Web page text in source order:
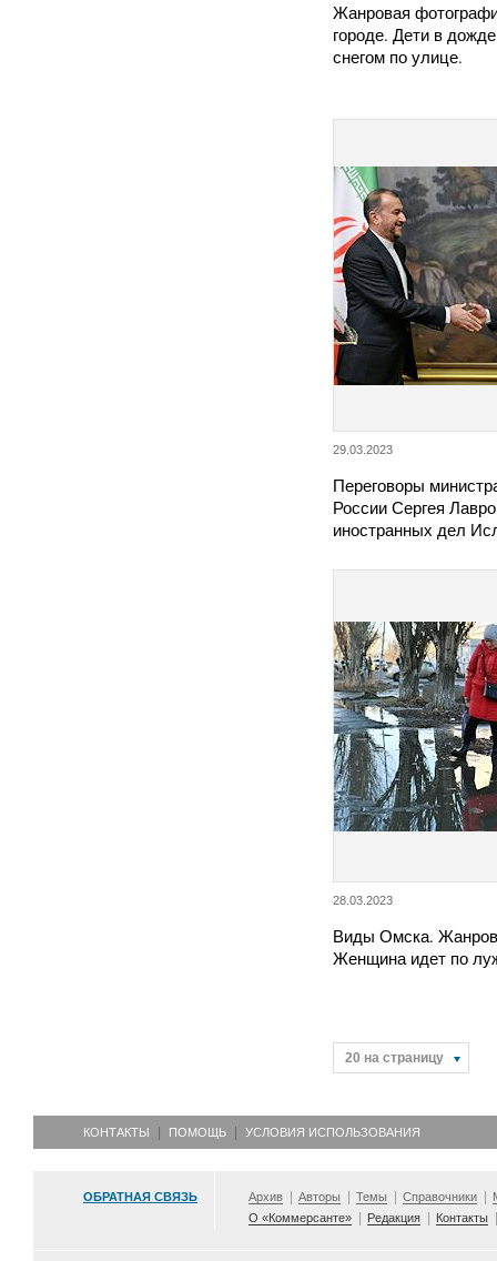
Жанровая
городе. Дети в
снегом по улице.
29.03.2023
Переговоры
России Сергея
иностранных дел
28.03.2023
Виды Омска.
Женщина идет по
20 на страницу
КОНТАКТЫ ПОМОЩЬ УСЛОВИЯ ИСПОЛЬЗОВАНИЯ
ОБРАТНАЯ СВЯЗЬ Архив Авторы Темы Справочники
О «Коммерсанте»
Редакция Контакты